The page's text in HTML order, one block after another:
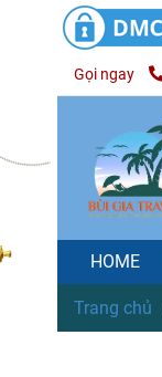
Gọi ngay
HOME
Trang chủ